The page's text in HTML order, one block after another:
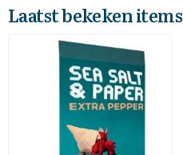
Laatst bekeken items